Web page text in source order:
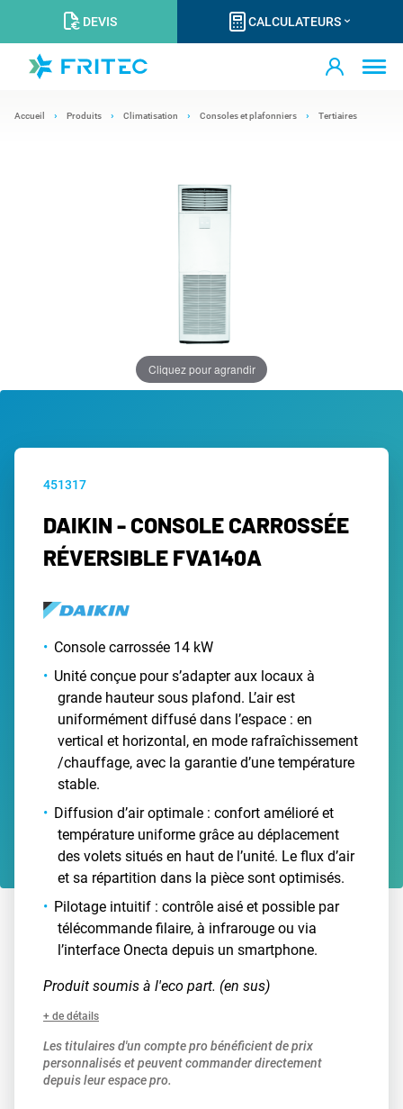
DEVIS CALCULATEURS
Accueil Produits Climatisation Consoles et plafonniers Tertiaires
Cliquez pour agrandir
451317
DAIKIN - CONSOLE CARROSSÉE
RÉVERSIBLE FVA140A
Console carrossée 14 kW
Unité conçue pour s’adapter aux locaux à
grande hauteur sous plafond. L’air est
uniformément diffusé dans l’espace : en
vertical et horizontal, en mode rafraîchissement
/chauffage, avec la garantie d’une température
stable.
Diffusion d’air optimale : confort amélioré et
température uniforme grâce au déplacement
des volets situés en haut de l’unité. Le flux d’air
et sa répartition dans la pièce sont optimisés.
Pilotage intuitif : contrôle aisé et possible par
télécommande filaire, à infrarouge ou via
l’interface Onecta depuis un smartphone.
Produit soumis à l'eco part. (en sus)
+ de détails
Les titulaires d'un compte pro bénéficient de prix
personnalisés et peuvent commander directement
depuis leur espace pro.